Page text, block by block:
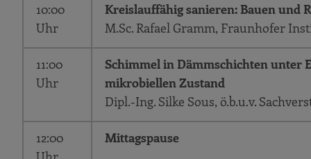
10:00
Uhr
Kreislauffähig sanieren: Bauen und
M.Sc. Rafael Gramm, Fraunhofer
11:00
Uhr
Schimmel in Dämmschichten unter
mikrobiellen Zustand
Dipl.-Ing. Silke Sous, ö.b.u.v.
12:00
Mittagspause